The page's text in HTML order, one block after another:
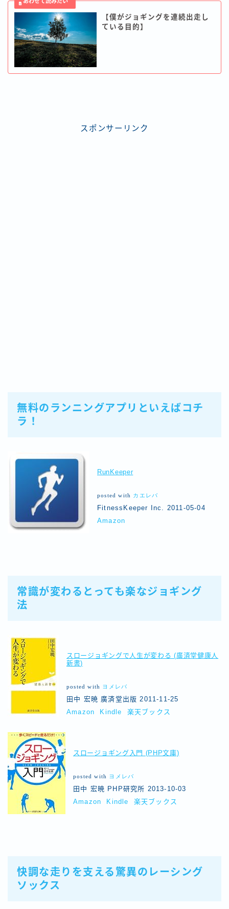
【僕がジョギングを連続出走し
ている目的】
スポンサーリンク
無料のランニングアプリといえばコチ
ラ！
RunKeeper
posted with カエレバ
FitnessKeeper Inc. 2011-05-04
Amazon
常識が変わるとっても楽なジョギング
法
スロージョギングで人生が変わる (廣済堂健康人
新書)
posted with ヨメレバ
田中 宏暁 廣済堂出版 2011-11-25
Amazon
Kindle 楽天ブックス
スロージョギング入門 (PHP文庫)
posted with ヨメレバ
田中 宏暁 PHP研究所 2013-10-03
Amazon
Kindle 楽天ブックス
快調な走りを支える驚異のレーシング
ソックス